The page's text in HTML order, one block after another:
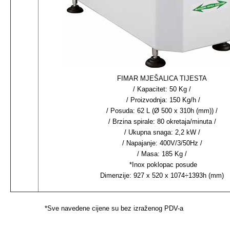
FIMAR MJEŠALICA TIJESTA
/ Kapacitet: 50 Kg /
/ Proizvodnja: 150 Kg/h /
/ Posuda: 62 L (Ø 500 x 310h (mm)) /
/ Brzina spirale: 80 okretaja/minuta /
/ Ukupna snaga: 2,2 kW /
/ Napajanje: 400V/3/50Hz /
/ Masa: 185 Kg /
*Inox poklopac posude
Dimenzije: 927 x 520 x 1074÷1393h (mm)
*Sve navedene cijene su bez izraženog PDV-a